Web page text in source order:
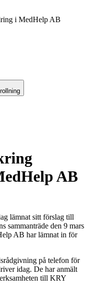
i MedHelp AB
AB
lämnat sitt förslag till
sammanträde den 9 mars
AB har lämnat in för
på telefon för
idag. De har anmält
till KRY